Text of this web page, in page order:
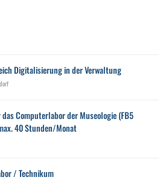
Digitalisierung in der Verwaltung
Computerlabor der Museologie (FB5
40 Stunden/Monat
/ Technikum